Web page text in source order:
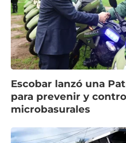
Escobar lanzó una
para prevenir y
microbasurales